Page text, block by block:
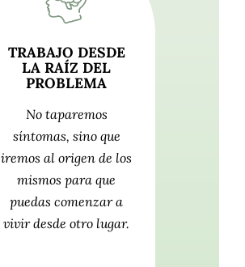
TRABAJO DESDE
LA RAÍZ DEL
PROBLEMA
No taparemos
síntomas, sino que
iremos al origen de los
mismos para que
puedas comenzar a
vivir desde otro lugar.